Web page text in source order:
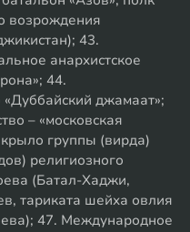
возрождения
43.
анархистское
44.
джамаат»;
– «московская
группы (вирда)
религиозного
(Батал-Хаджи,
тариката шейха овлия
47. Международное